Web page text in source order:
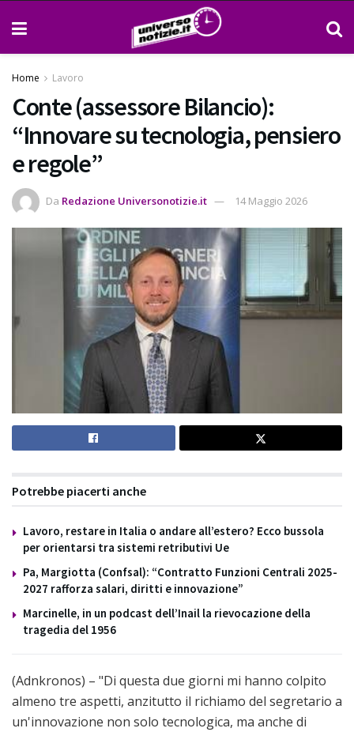
Home Lavoro
Conte (assessore Bilancio):
“Innovare su tecnologia, pensiero
e regole”
Da Redazione Universonotizie.it 14 Maggio 2026
Potrebbe piacerti anche
Lavoro, restare in Italia o andare all’estero? Ecco bussola
per orientarsi tra sistemi retributivi Ue
Pa, Margiotta (Confsal): “Contratto Funzioni Centrali 2025-
2027 rafforza salari, diritti e innovazione”
Marcinelle, in un podcast dell’Inail la rievocazione della
tragedia del 1956
(Adnkronos) – "Di questa due giorni mi hanno colpito
almeno tre aspetti, anzitutto il richiamo del segretario a
un'innovazione non solo tecnologica, ma anche di